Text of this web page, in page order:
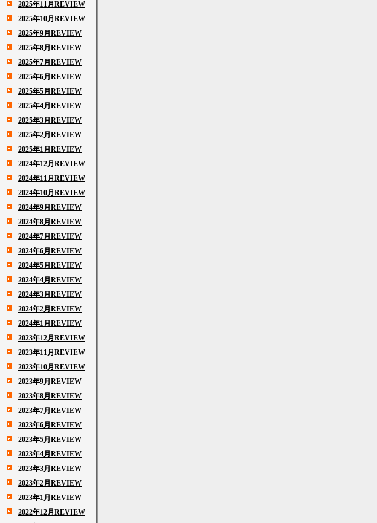
2025年11月REVIEW
2025年10月REVIEW
2025年9月REVIEW
2025年8月REVIEW
2025年7月REVIEW
2025年6月REVIEW
2025年5月REVIEW
2025年4月REVIEW
2025年3月REVIEW
2025年2月REVIEW
2025年1月REVIEW
2024年12月REVIEW
2024年11月REVIEW
2024年10月REVIEW
2024年9月REVIEW
2024年8月REVIEW
2024年7月REVIEW
2024年6月REVIEW
2024年5月REVIEW
2024年4月REVIEW
2024年3月REVIEW
2024年2月REVIEW
2024年1月REVIEW
2023年12月REVIEW
2023年11月REVIEW
2023年10月REVIEW
2023年9月REVIEW
2023年8月REVIEW
2023年7月REVIEW
2023年6月REVIEW
2023年5月REVIEW
2023年4月REVIEW
2023年3月REVIEW
2023年2月REVIEW
2023年1月REVIEW
2022年12月REVIEW